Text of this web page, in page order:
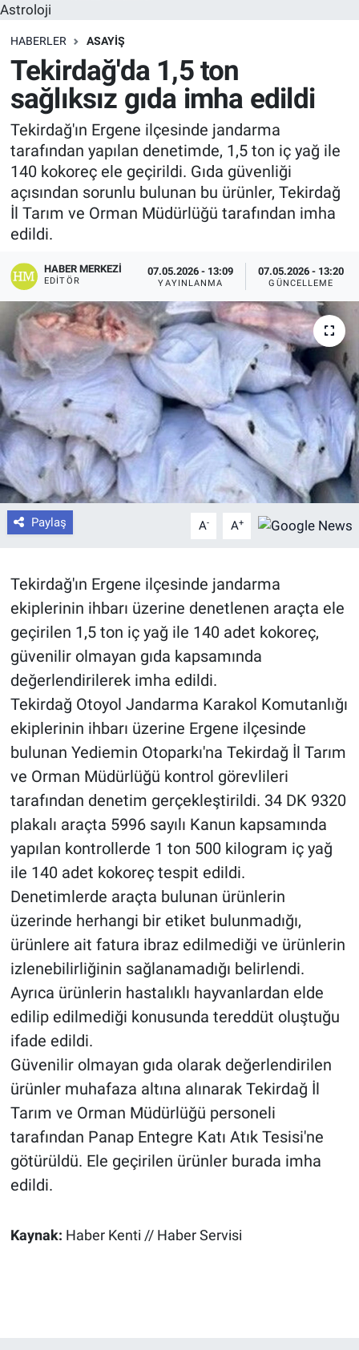
Astroloji
HABERLER ASAYIŞ
Tekirdağ'da 1,5 ton
sağlıksız gıda imha edildi
Tekirdağ'ın Ergene ilçesinde jandarma
tarafından yapılan denetimde, 1,5 ton iç yağ ile
140 kokoreç ele geçirildi. Gıda güvenliği
açısından sorunlu bulunan bu ürünler, Tekirdağ
İl Tarım ve Orman Müdürlüğü tarafından imha
edildi.
HABER MERKEZI
EDITÖR
07.05.2026 - 13:09
YAYINLANMA
07.05.2026 - 13:20
GÜNCELLEME
Paylaş A- A+
Tekirdağ'ın Ergene ilçesinde jandarma
ekiplerinin ihbarı üzerine denetlenen araçta ele
geçirilen 1,5 ton iç yağ ile 140 adet kokoreç,
güvenilir olmayan gıda kapsamında
değerlendirilerek imha edildi.
Tekirdağ Otoyol Jandarma Karakol Komutanlığı
ekiplerinin ihbarı üzerine Ergene ilçesinde
bulunan Yediemin Otoparkı'na Tekirdağ İl Tarım
ve Orman Müdürlüğü kontrol görevlileri
tarafından denetim gerçekleştirildi. 34 DK 9320
plakalı araçta 5996 sayılı Kanun kapsamında
yapılan kontrollerde 1 ton 500 kilogram iç yağ
ile 140 adet kokoreç tespit edildi.
Denetimlerde araçta bulunan ürünlerin
üzerinde herhangi bir etiket bulunmadığı,
ürünlere ait fatura ibraz edilmediği ve ürünlerin
izlenebilirliğinin sağlanamadığı belirlendi.
Ayrıca ürünlerin hastalıklı hayvanlardan elde
edilip edilmediği konusunda tereddüt oluştuğu
ifade edildi.
Güvenilir olmayan gıda olarak değerlendirilen
ürünler muhafaza altına alınarak Tekirdağ İl
Tarım ve Orman Müdürlüğü personeli
tarafından Panap Entegre Katı Atık Tesisi'ne
götürüldü. Ele geçirilen ürünler burada imha
edildi.
Kaynak: Haber Kenti // Haber Servisi